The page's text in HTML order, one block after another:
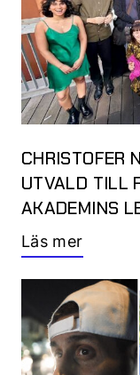
CHRISTOFER
UTVALD TILL
AKADEMINS
Läs mer